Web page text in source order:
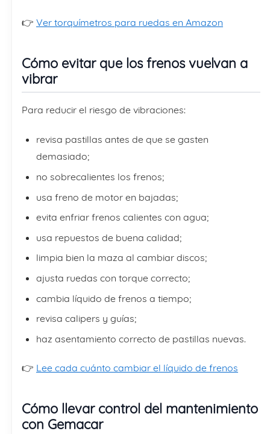
👉 Ver torquímetros para ruedas en Amazon
Cómo evitar que los frenos vuelvan a
vibrar
Para reducir el riesgo de vibraciones:
revisa pastillas antes de que se gasten
demasiado;
no sobrecalientes los frenos;
usa freno de motor en bajadas;
evita enfriar frenos calientes con agua;
usa repuestos de buena calidad;
limpia bien la maza al cambiar discos;
ajusta ruedas con torque correcto;
cambia líquido de frenos a tiempo;
revisa calipers y guías;
haz asentamiento correcto de pastillas nuevas.
👉 Lee cada cuánto cambiar el líquido de frenos
Cómo llevar control del mantenimiento
con Gemacar